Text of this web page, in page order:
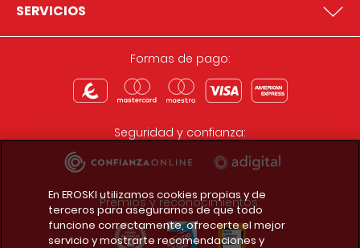
SERVICIOS
Formas de pago:
Seguridad y confianza:
Premios y reconocimientos:
En EROSKI utilizamos cookies propias y de
terceros para asegurarnos de que todo
funcione correctamente, ofrecerte el mejor
servicio y mostrarte recomendaciones y